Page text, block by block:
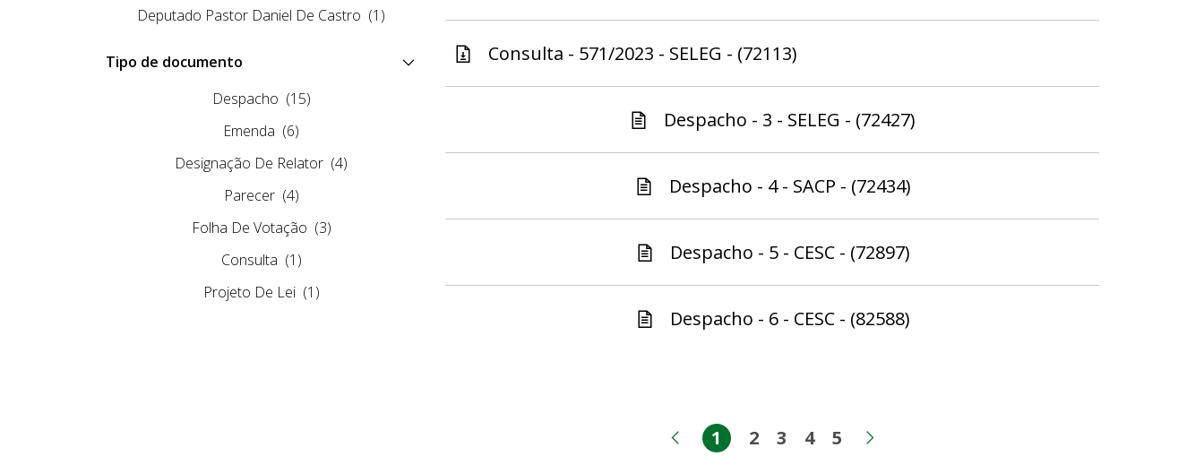
Deputado Pastor Daniel De Castro (1)
Tipo de documento
Despacho (15)
Emenda (6)
Designação De Relator (4)
Parecer (4)
Folha De Votação (3)
Consulta (1)
Projeto De Lei (1)
Consulta - 571/2023 - SELEG - (72113)
Despacho - 3 - SELEG - (72427)
Despacho - 4 - SACP - (72434)
Despacho - 5 - CESC - (72897)
Despacho - 6 - CESC - (82588)
Página anterior
Página
1 Página
2 Página
3 Página
4 Página
5